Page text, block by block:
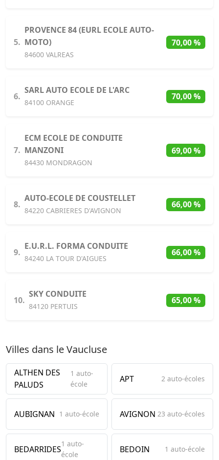
5.
PROVENCE 84 (EURL ECOLE AUTO-
MOTO)
84600 VALREAS
70,00 %
6.
SARL AUTO ECOLE DE L'ARC
84100 ORANGE
70,00 %
7.
ECM ECOLE DE CONDUITE
MANZONI
84430 MONDRAGON
69,00 %
8.
AUTO-ECOLE DE COUSTELLET
84220 CABRIERES D'AVIGNON
66,00 %
9.
E.U.R.L. FORMA CONDUITE
84240 LA TOUR D'AIGUES
66,00 %
10.
SKY CONDUITE
84120 PERTUIS
65,00 %
Villes dans le Vaucluse
ALTHEN DES
PALUDS
1 auto-
école
APT 2 auto-écoles
AUBIGNAN 1 auto-école AVIGNON 23 auto-écoles
BEDARRIDES1 auto-
école
BEDOIN 1 auto-école